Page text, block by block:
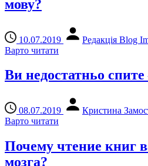
мову?
10.07.2019
Редакція Blog
Варто читати
Ви недостатньо спите
08.07.2019
Кристина
Варто читати
Почему чтение книг
мозга?